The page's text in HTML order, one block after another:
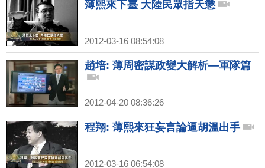
薄熙來下臺 大陸民眾指天懲
2012-03-16 08:54:08
趙培: 薄周密謀政變大解析—軍隊篇
2012-04-20 08:36:26
程翔: 薄熙來狂妄言論逼胡溫出手
2012-03-16 06:54:08